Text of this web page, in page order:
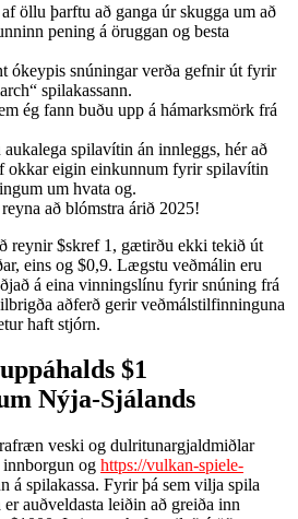
öllu þarftu að ganga úr skugga um að
pening á öruggan og besta
ókeypis snúningar verða gefnir út fyrir
spilakassann.
ég fann buðu upp á hámarksmörk frá
spilavítin án innleggs, hér að
okkar eigin einkunnum fyrir spilavítin
um hvata og.
að blómstra árið 2025!
reynir $skref 1, gætirðu ekki tekið út
eins og $0,9. Lægstu veðmálin eru
á eina vinningslínu fyrir snúning frá
aðferð gerir veðmálstilfinninguna
haft stjórn.
$1
Nýja-Sjálands
veski og dulritunargjaldmiðlar
og https://vulkan-spiele-
á spilakassa. Fyrir þá sem vilja spila
auðveldasta leiðin að greiða inn